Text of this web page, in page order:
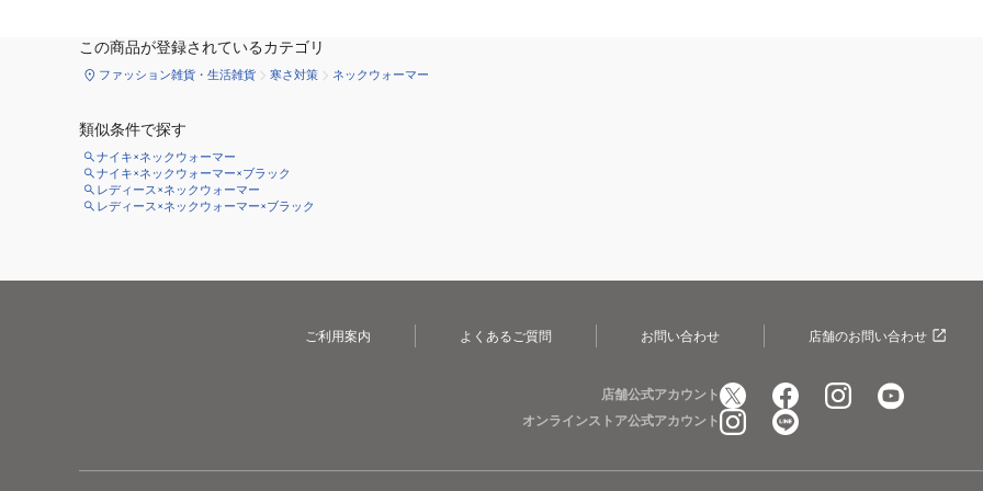
この商品が登録されているカテゴリ
ファッション雑貨・生活雑貨 寒さ対策 ネックウォーマー
類似条件で探す
ナイキ×ネックウォーマー
ナイキ×ネックウォーマー×ブラック
レディース×ネックウォーマー
レディース×ネックウォーマー×ブラック
ご利用案内 よくあるご質問 お問い合わせ 店舗のお問い合わせ
店舗公式アカウント
オンラインストア公式アカウント